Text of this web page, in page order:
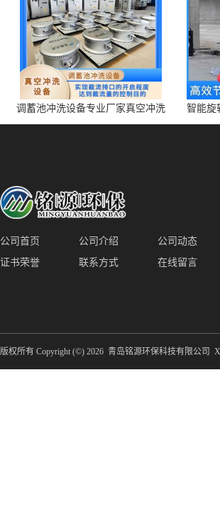
调蓄池冲洗设备专业厂家真空冲洗
装置厂家青岛铭源环保减少堵塞设
智能旋
点
公司首页 公司介绍 公司动态
证书荣誉
联系方式 在线留言
版权所有 Copyright (©) 2026 青岛铭源环保科技有限公司